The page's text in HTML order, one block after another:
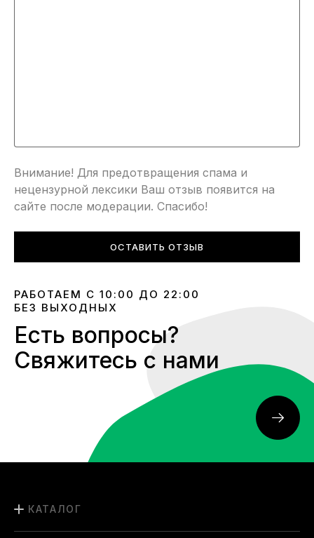
Внимание! Для предотвращения спама и
нецензурной лексики Ваш отзыв появится на
сайте после модерации. Спасибо!
ОСТАВИТЬ ОТЗЫВ
РАБОТАЕМ С 10:00 ДО 22:00
БЕЗ ВЫХОДНЫХ
Есть вопросы?
Свяжитесь с нами
КАТАЛОГ